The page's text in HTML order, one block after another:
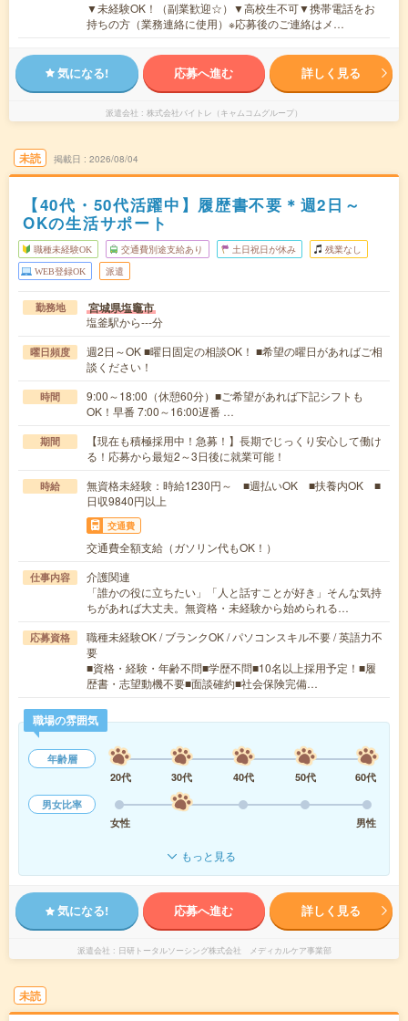
▼未経験OK！（副業歓迎☆）▼高校生不可▼携帯電話をお
持ちの方（業務連絡に使用）※応募後のご連絡はメ…
気になる! 応募へ進む 詳しく見る
派遣会社 株式会社バイトレ（キャムコムグループ）
未読 掲載日 2026/08/04
【40代・50代活躍中】履歴書不要＊週2日～
OKの生活サポート
職種未経験OK 交通費別途支給あり 土日祝日が休み 残業なし
WEB登録OK 派遣
勤務地 宮城県塩竈市
塩釜駅から---分
曜日頻度
週2日～OK ■曜日固定の相談OK！ ■希望の曜日があればご相
談ください！
時間
9:00～18:00（休憩60分）■ご希望があれば下記シフトも
OK！早番 7:00～16:00遅番 …
期間
【現在も積極採用中！急募！】長期でじっくり安心して働け
る！応募から最短2～3日後に就業可能！
時給
無資格未経験：時給1230円～ ■週払いOK ■扶養内OK ■
日収9840円以上
交通費
交通費全額支給（ガソリン代もOK！）
仕事内容
介護関連
「誰かの役に立ちたい」「人と話すことが好き」そんな気持
ちがあれば大丈夫。無資格・未経験から始められる…
応募資格
職種未経験OK / ブランクOK / パソコンスキル不要 / 英語力不
要
■資格・経験・年齢不問■学歴不問■10名以上採用予定！■履
歴書・志望動機不要■面談確約■社会保険完備…
職場の雰囲気
年齢層
20代
30代 40代 50代
60代
男女比率
女性
男性
もっと見る
気になる! 応募へ進む 詳しく見る
派遣会社 日研トータルソーシング株式会社 メディカルケア事業部
未読